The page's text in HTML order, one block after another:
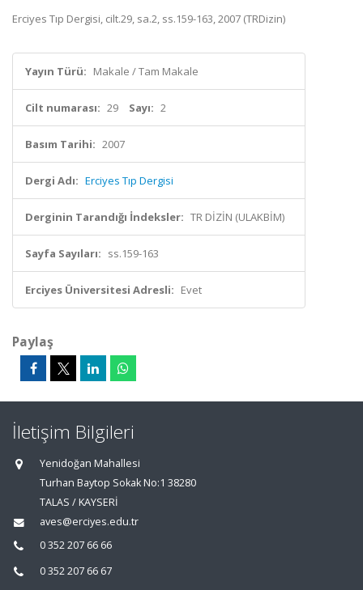
Erciyes Tıp Dergisi, cilt.29, sa.2, ss.159-163, 2007 (TRDizin)
Yayın Türü: Makale / Tam Makale
Cilt numarası: 29 Sayı: 2
Basım Tarihi: 2007
Dergi Adı: Erciyes Tıp Dergisi
Derginin Tarandığı İndeksler: TR DİZİN (ULAKBİM)
Sayfa Sayıları: ss.159-163
Erciyes Üniversitesi Adresli: Evet
Paylaş
İletişim Bilgileri
Yenidoğan Mahallesi
Turhan Baytop Sokak No:1 38280
TALAS / KAYSERİ
aves@erciyes.edu.tr
0 352 207 66 66
0 352 207 66 67